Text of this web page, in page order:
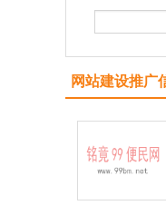
网站建设推广